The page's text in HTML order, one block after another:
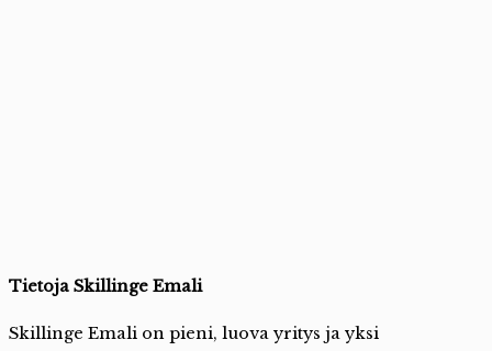
Tietoja Skillinge Emali
Skillinge Emali on pieni, luova yritys ja yksi